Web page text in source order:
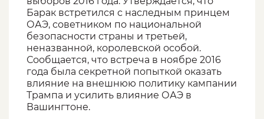
Барак встретился с наследным принцем
ОАЭ, советником по национальной
безопасности страны и третьей,
неназванной, королевской особой.
Сообщается, что встреча в ноябре 2016
года была секретной попыткой оказать
влияние на внешнюю политику кампании
Трампа и усилить влияние ОАЭ в
Вашингтоне.